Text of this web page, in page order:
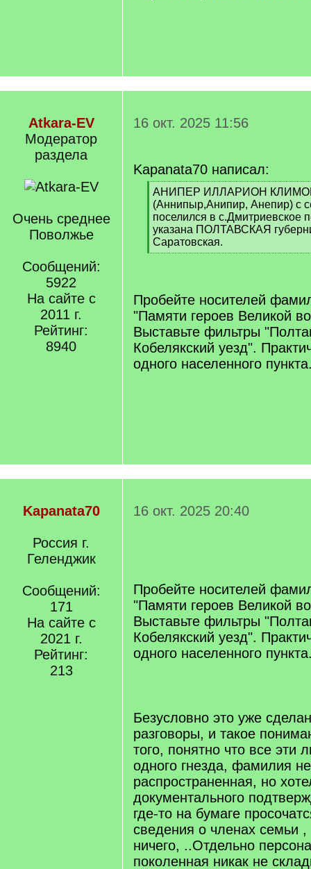
Atkara-EV
Модератор
раздела
Очень среднее
Поволжье
Сообщений:
5922
На сайте с
2011 г.
Рейтинг:
8940
16 окт. 2025 11:56
Kapanata70 написал:
[
q
]
АНИПЕР ИЛЛАРИОН
(Аннипыр,Анипир, Анепир) с
поселился в с.Дмитриевское
указана ПОЛТАВСКАЯ
Саратовская.
[
Пробейте носителей
"Памяти героев Великой
Выставьте фильтры
Кобелякский уезд".
одного населенного
Kapanata70
Россия г.
Геленджик
Сообщений:
171
На сайте с
2021 г.
Рейтинг:
213
16 окт. 2025 20:40
Пробейте носителей
"Памяти героев Великой
Выставьте фильтры
Кобелякский уезд".
одного населенного
Безусловно это уже
разговоры, и такое
того, понятно что все эти
одного гнезда, фамилия не
распространенная, но
документального
где-то на бумаге
сведения о членах семьи
ничего, ..Отдельно
поколенная никак не